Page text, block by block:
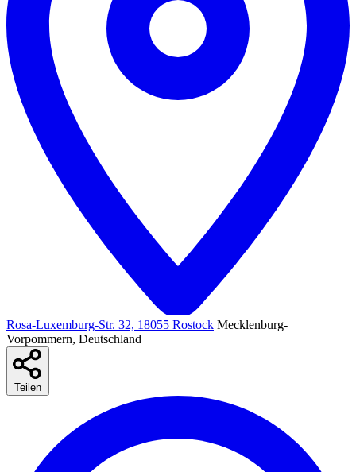
Rosa-Luxemburg-Str. 32, 18055 Rostock Mecklenburg-
Vorpommern, Deutschland
Teilen